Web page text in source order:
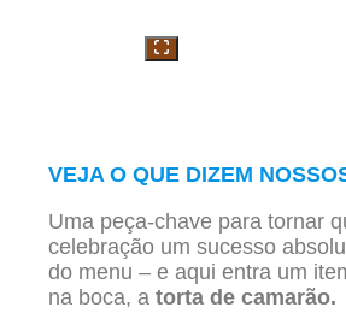
VEJA O QUE DIZEM
Uma peça-chave para tornar
celebração um sucesso
do menu – e aqui entra um
na boca, a torta de camarão.